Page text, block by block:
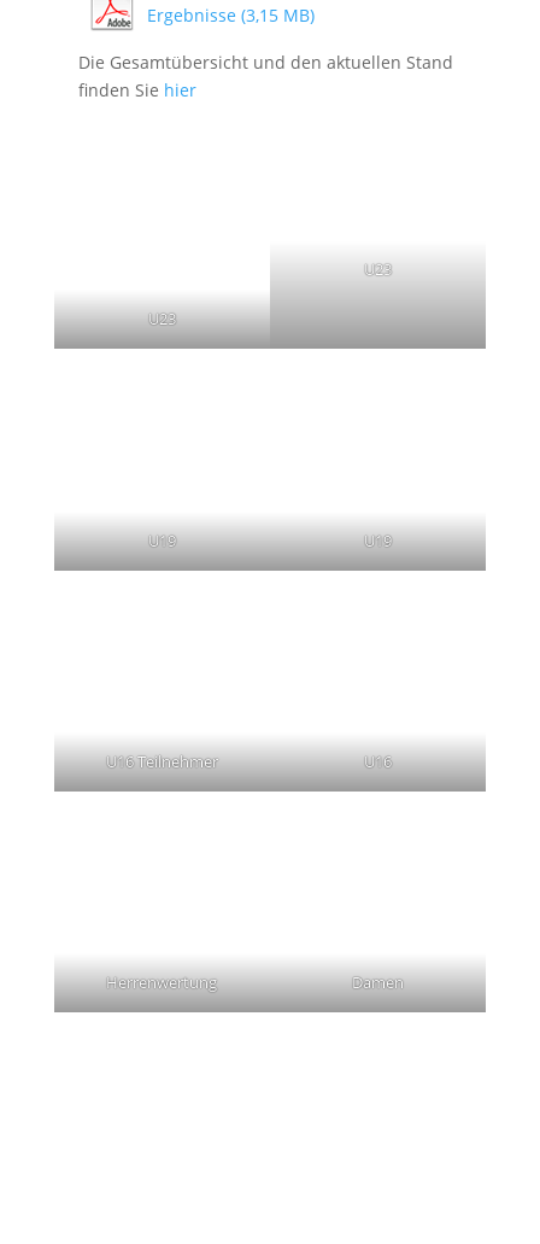
Ergebnisse
Die Gesamtübersicht und den aktuellen Stand
finden Sie hier
U23
U23
U19 U19
U16 Teilnehmer U16
Herrenwertung Damen